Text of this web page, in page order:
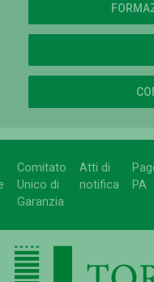
Comitato
Unico di
Garanzia
Atti di
notifica
PA